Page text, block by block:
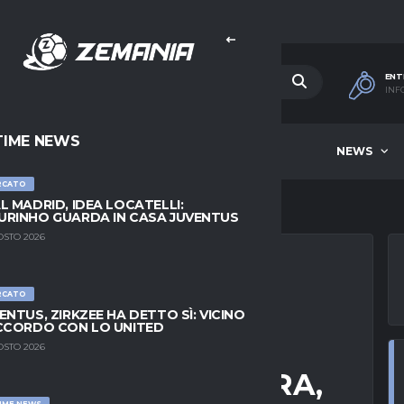
NEWS
NEWS
MADRID, IDEA LOCATELLI:
GUARDA IN CASA JUVENTUS
2026
ZIRKZEE HA DETTO SÌ: VICINO
CON LO UNITED
2026
POLONIA:
MEGLIO,
PALESTRA,